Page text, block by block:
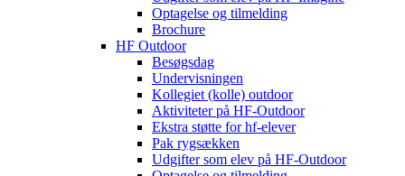
Optagelse og tilmelding
Brochure
HF Outdoor
Besøgsdag
Undervisningen
Kollegiet (kolle) outdoor
Aktiviteter på HF-Outdoor
Ekstra støtte for hf-elever
Pak rygsækken
Udgifter som elev på HF-Outdoor